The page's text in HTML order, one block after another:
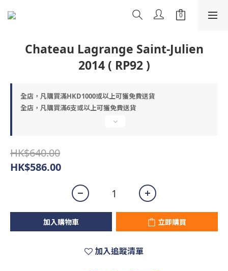
Chateau Lagrange Saint-Julien
2014 ( RP92 )
全店，凡購買滿HKD1000或以上可獲免費送貨
全店，凡購買滿6支或以上可獲免費送貨
HK$640.00
HK$586.00
加入購物車 立即購買
加入追蹤清單